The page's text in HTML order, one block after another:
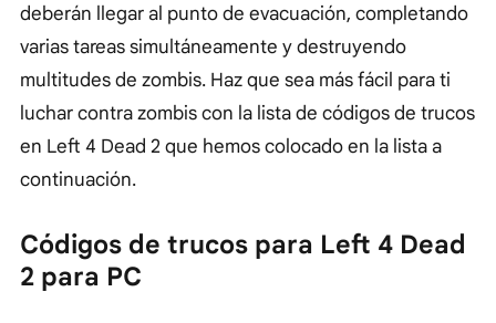
deberán llegar al punto de evacuación, completando
varias tareas simultáneamente y destruyendo
multitudes de zombis. Haz que sea más fácil para ti
luchar contra zombis con la lista de códigos de trucos
en Left 4 Dead 2 que hemos colocado en la lista a
continuación.
Códigos de trucos para Left 4 Dead
2 para PC